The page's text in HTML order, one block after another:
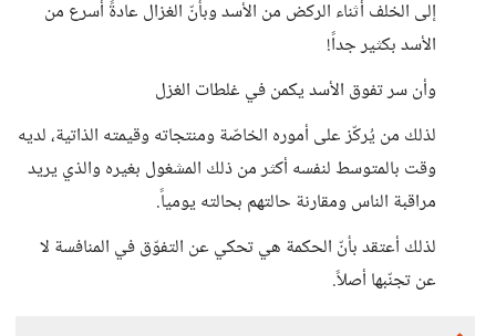
إلى الخلف أثناء الركض من الأسد وبأنّ الغزال عادةً أسرع من
الأسد بكثير جداً!
وأن سر تفوق الأسد يكمن في غلطات الغزل
لذلك من يُركّز على أموره الخاصّة ومنتجاته وقيمته الذاتية، لديه
وقت بالمتوسط لنفسه أكثر من ذلك المشغول بغيره والذي يريد
مراقبة الناس ومقارنة حالتهم بحالته يومياً.
لذلك أعتقد بأنّ الحكمة هي تحكي عن التفوّق في المنافسة لا
عن تجنّبها أصلاً.